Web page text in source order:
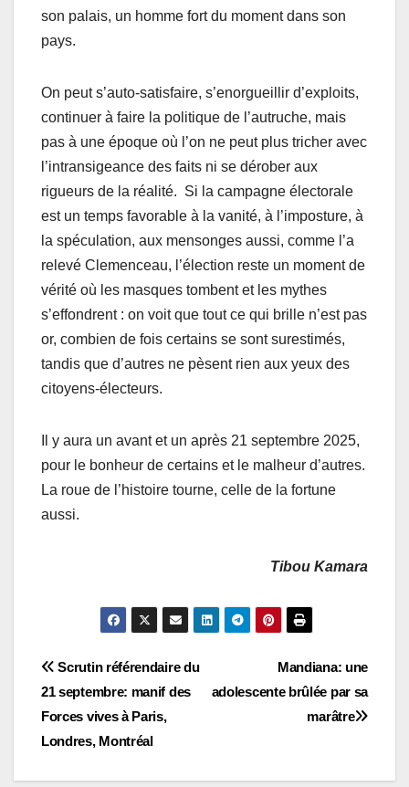
son palais, un homme fort du moment dans son
pays.
On peut s’auto-satisfaire, s’enorgueillir d’exploits,
continuer à faire la politique de l’autruche, mais
pas à une époque où l’on ne peut plus tricher avec
l’intransigeance des faits ni se dérober aux
rigueurs de la réalité. Si la campagne électorale
est un temps favorable à la vanité, à l’imposture, à
la spéculation, aux mensonges aussi, comme l’a
relevé Clemenceau, l’élection reste un moment de
vérité où les masques tombent et les mythes
s’effondrent : on voit que tout ce qui brille n’est pas
or, combien de fois certains se sont surestimés,
tandis que d’autres ne pèsent rien aux yeux des
citoyens-électeurs.
Il y aura un avant et un après 21 septembre 2025,
pour le bonheur de certains et le malheur d’autres.
La roue de l’histoire tourne, celle de la fortune
aussi.
Tibou Kamara
Navigation
de
l’article
Mandiana: une
adolescente brûlée par sa
marâtre
Scrutin référendaire du
21 septembre: manif des
Forces vives à Paris,
Londres, Montréal